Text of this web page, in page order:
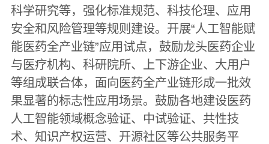
科学研究等，强化标准规范、科技伦理、应用
安全和风险管理等规则建设。开展“人工智能赋
能医药全产业链”应用试点，鼓励龙头医药企业
与医疗机构、科研院所、上下游企业、大用户
等组成联合体，面向医药全产业链形成一批效
果显著的标志性应用场景。鼓励各地建设医药
人工智能领域概念验证、中试验证、共性技
术、知识产权运营、开源社区等公共服务平